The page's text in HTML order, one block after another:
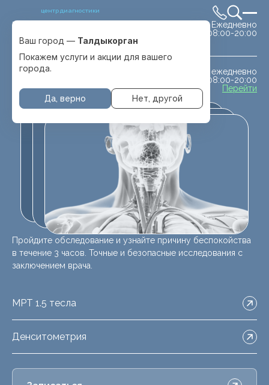
центр диагностики
Выбрать город
с. Отеген батыра
Ежедневно
08:00-20:00
ежедневно
08:00-20:00
Перейти
Ваш город — Талдыкорган
Покажем услуги и акции для вашего
города.
Да, верно Нет, другой
Пройдите обследование и узнайте причину беспокойства
в течение 3 часов. Точные и безопасные исследования с
заключением врача.
МРТ 1.5 тесла
Денситометрия